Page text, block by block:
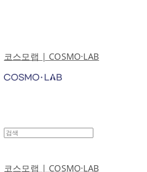
코스모랩 | COSMO·LAB
코스모랩 | COSMO·LAB